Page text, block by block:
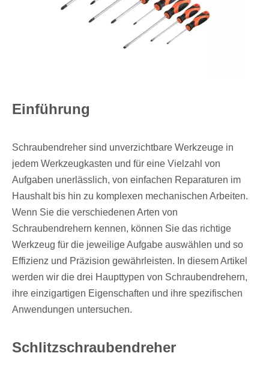
Einführung
Schraubendreher sind unverzichtbare Werkzeuge in
jedem Werkzeugkasten und für eine Vielzahl von
Aufgaben unerlässlich, von einfachen Reparaturen im
Haushalt bis hin zu komplexen mechanischen Arbeiten.
Wenn Sie die verschiedenen Arten von
Schraubendrehern kennen, können Sie das richtige
Werkzeug für die jeweilige Aufgabe auswählen und so
Effizienz und Präzision gewährleisten. In diesem Artikel
werden wir die drei Haupttypen von Schraubendrehern,
ihre einzigartigen Eigenschaften und ihre spezifischen
Anwendungen untersuchen.
Schlitzschraubendreher